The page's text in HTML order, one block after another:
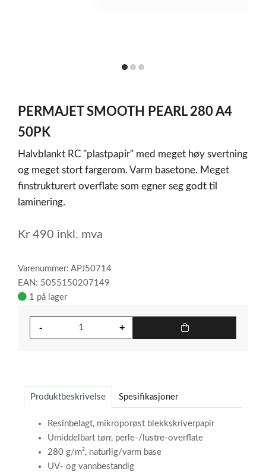
itemitemitem
of
3
PERMAJET SMOOTH PEARL 280 A4
50PK
Halvblankt RC "plastpapir" med meget høy svertning
og meget stort fargerom. Varm basetone. Meget
finstrukturert overflate som egner seg godt til
laminering.
Kr 490 inkl. mva
Varenummer: APJ50714
EAN: 5055150207149
1 på lager
Produktbeskrivelse Spesifikasjoner
Resinbelagt, mikroporøst blekkskriverpapir
Umiddelbart tørr, perle-/lustre-overflate
280 g/m², naturlig/varm base
UV- og vannbestandig